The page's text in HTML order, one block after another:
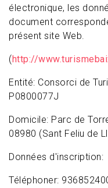
électronique, les
document
présent site Web.
(http://
Entité: Consorci de
P0800077J
Domicile: Parc de
08980 (Sant Feliu de
Données d'inscription:
Téléphoner: